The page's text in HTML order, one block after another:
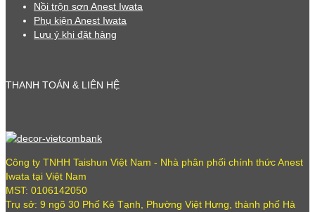
Nồi trộn sơn Anest Iwata
Phụ kiện Anest Iwata
Lưu ý khi đặt hàng
THANH TOÁN & LIÊN HỆ
Công ty TNHH Taishun Việt Nam - Nhà phân phối chính thức Anest
Iwata tại Việt Nam
MST: 0106142050
Trụ sở: 9 ngõ 30 Phố Kẻ Tạnh, Phường Việt Hưng, thành phố Hà